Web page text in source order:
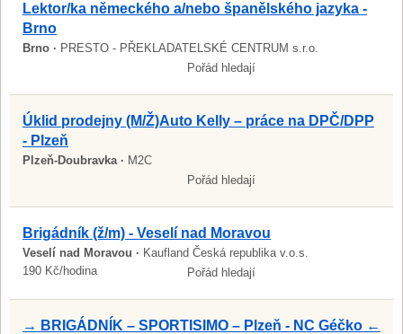
Lektor/ka německého a/nebo španělského jazyka -
Brno
Brno · PRESTO - PŘEKLADATELSKÉ CENTRUM s.r.o.
Pořád hledají
Úklid prodejny (M/Ž)Auto Kelly – práce na DPČ/DPP
- Plzeň
Plzeň-Doubravka · M2C
Pořád hledají
Brigádník (ž/m) - Veselí nad Moravou
Veselí nad Moravou · Kaufland Česká republika v.o.s.
190 Kč/hodina
Pořád hledají
→ BRIGÁDNÍK – SPORTISIMO – Plzeň - NC Géčko ←